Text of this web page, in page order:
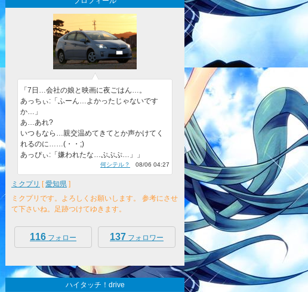
「7日…会社の娘と映画に夜ごはん…。
あっちぃ:「ふーん…よかったじゃないです
か…」
あ…あれ?
いつもなら…親交温めてきてとか声かけてく
れるのに……(・・;)
あっぴぃ:「嫌われたな…ぷぷぷ…」」
何シテル？ 08/06 04:27
ミクプリ [愛知県 ]
ミクプリです。よろしくお願いします。 参考にさせ
て下さいね。足跡つけてゆきます。
116 フォロー 137 フォロワー
ハイタッチ！drive